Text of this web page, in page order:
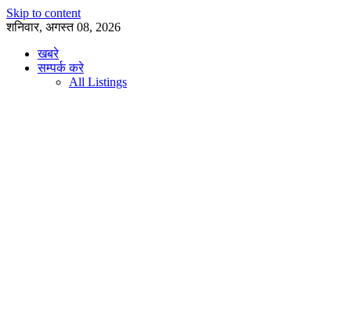
Skip to content
शनिवार, अगस्त 08, 2026
खबरे
सम्पर्क करे
All Listings